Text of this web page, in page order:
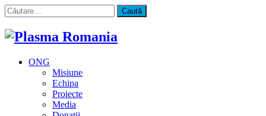
Caută
după:
ONG
Misiune
Echipa
Proiecte
Media